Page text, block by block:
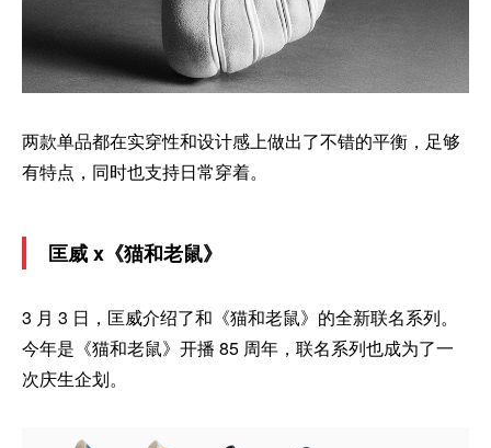
两款单品都在实穿性和设计感上做出了不错的平衡，足够
有特点，同时也支持日常穿着。
匡威 x《猫和老鼠》
3 月 3 日，匡威介绍了和《猫和老鼠》的全新联名系列。
今年是《猫和老鼠》开播 85 周年，联名系列也成为了一
次庆生企划。